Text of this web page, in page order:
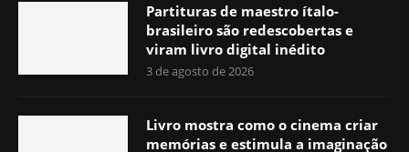
Partituras de maestro ítalo-
brasileiro são redescobertas e
viram livro digital inédito
3 de agosto de 2026
Livro mostra como o cinema criar
memórias e estimula a imaginação